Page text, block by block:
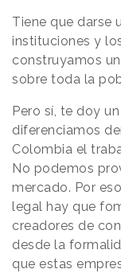
Tiene que darse
instituciones y
construyamos
sobre toda la
Pero sí, te doy
diferenciamos
Colombia el
No podemos
mercado. Por
legal hay que
creadores de
desde la
que estas